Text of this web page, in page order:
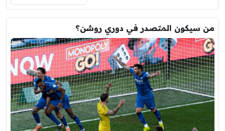
من سيكون المتصدر في دوري روشن؟